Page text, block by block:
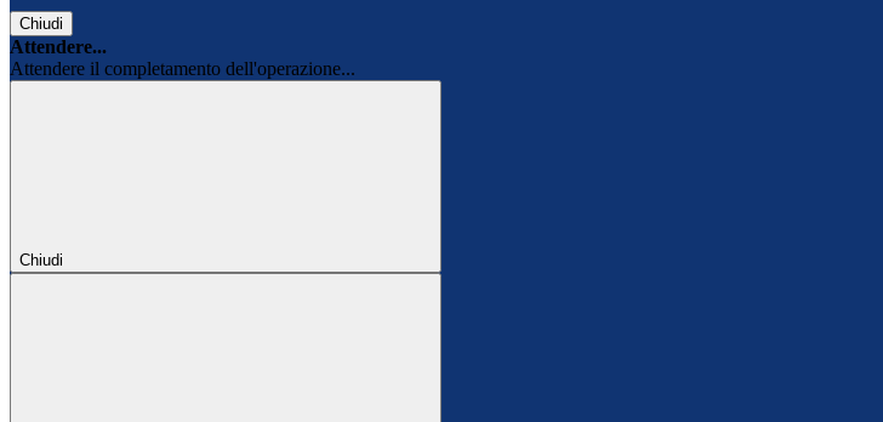
Chiudi
Attendere...
Attendere il completamento dell'operazione...
Chiudi